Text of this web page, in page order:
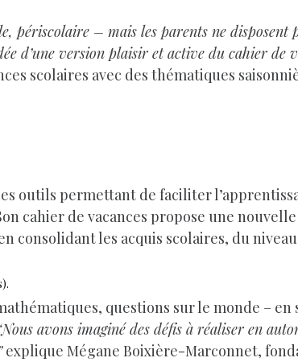
périscolaire – mais les parents ne disposent
d’une version plaisir et active du cahier de
scolaires avec des thématiques
outils permettant de faciliter
cahier de vacances propose une
les acquis scolaires, du niveau
questions sur le monde – en
avons imaginé des défis à réaliser en
explique Mégane Boixière-Marconnet,